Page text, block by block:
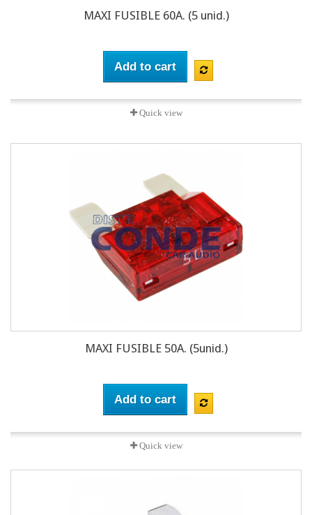
MAXI FUSIBLE 60A. (5 unid.)
Add to cart
Quick view
MAXI FUSIBLE 50A. (5unid.)
Add to cart
Quick view